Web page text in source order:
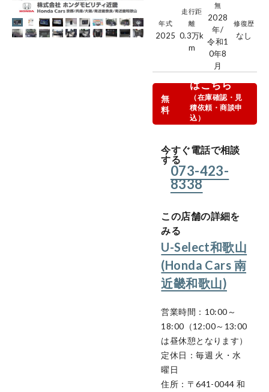
年式
2025
走行距
離
0.3万k
m
無
2028
年/
令和1
0年8
月
修復歴
なし
無
料
商談お申込
はこちら
（在庫確認・見
積依頼・商談申
込）
今すぐ電話で相談
する
073-423-
8338
この店舗の詳細を
みる
U-Select和歌山
(Honda Cars 南
近畿和歌山)
営業時間：10:00～
18:00（12:00～13:00
は昼休憩となります）
定休日：毎週 火・水
曜日
住所：〒641-0044 和